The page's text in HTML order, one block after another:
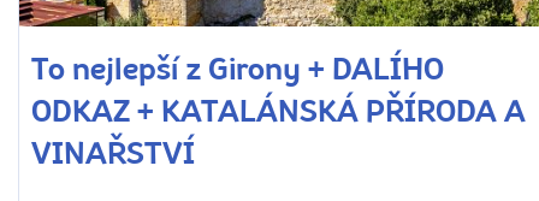
To nejlepší z Girony + DALÍHO
ODKAZ + KATALÁNSKÁ PŘÍRODA A
VINAŘSTVÍ